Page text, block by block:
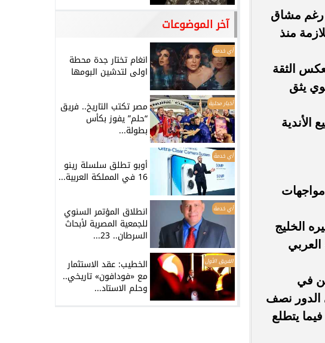
رغم مشاق
منذ
الثقة
يثق
الأندية
مواجهات
الخليج
في
الدور نصف
يتطلع
آخر الموضوعات
أي خدمة
انغام تختار جدة محطة
اولى لتدشين البومها
أخبار محلية مصر تكتب التاريخ.. فريق
“حلم” يفوز بكأس
بطولة...
أي خدمة
أوبو تطلق سلسلة رينو
16 في المملكة العربية...
أي خدمة انطلاق المؤتمر السنوي
للجمعية المصرية لأبحاث
السرطان.. 23...
الفريق الأول الخطيب: عقد الاستثمار
مع «فودافون» تاريخي..
وحلم الاستاد...